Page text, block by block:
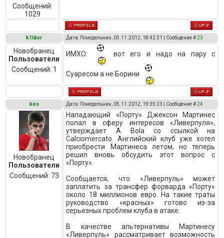
Сообщений:
1029
k1ldor Дата: Понедельник, 05.11.2012, 18:42:31 | Сообщение #23
Новобранец
Пользователи
Сообщений: 1
ИМХО: вот его и надо на пару с
Суаресом а не Борини
kos Дата: Понедельник, 05.11.2012, 19:35:23 | Сообщение #24
Новобранец
Пользователи
Сообщений: 73
Нападающий «Порту» Джексон Мартинес
попал в сферу интересов «Ливерпуля»,
утверждает A Bola со ссылкой на
Calciomercato. Английский клуб уже хотел
приобрести Мартинеса летом, но теперь
решил вновь обсудить этот вопрос с
«Порту».
Сообщается, что «Ливерпуль» может
заплатить за трансфер форварда «Порту»
около 18 миллионов евро. На такие траты
руководство «красных» готово из-за
серьезных проблем клуба в атаке.
В качестве альтернативы Мартинесу
«Ливерпуль» рассматривает возможность